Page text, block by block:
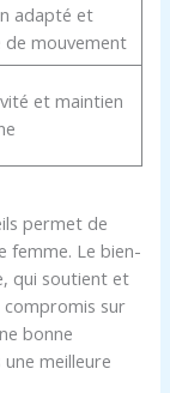
adapté et
mouvement
et maintien
permet de
femme. Le bien-
qui soutient et
compromis sur
bonne
meilleure